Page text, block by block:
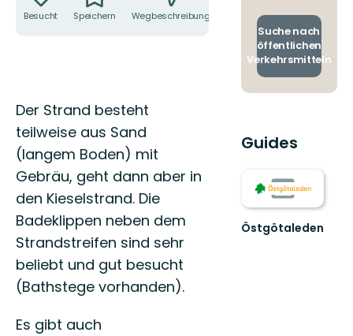
Besucht Speichern Wegbeschreibung
Beschreibung
Der Strand besteht
teilweise aus Sand
(langem Boden) mit
Gebräu, geht dann aber in
den Kieselstrand. Die
Badeklippen neben dem
Strandstreifen sind sehr
beliebt und gut besucht
(Bathstege vorhanden).
Es gibt auch
Suche nach
öffentlichen
Verkehrsmitteln
Guides
Östgötaleden